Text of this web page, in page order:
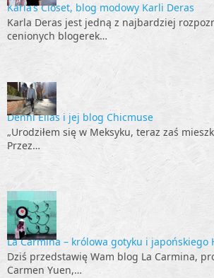
Karla’s Closet, blog modowy Karli Deras
Karla Deras jest jedną z najbardziej
cenionych blogerek…
Denni Elias i jej blog Chicmuse
„Urodziłem się w Meksyku, teraz zaś
Przez…
La Carmina – królowa gotyku i japońskiego
Dziś przedstawię Wam blog La Carmina,
Carmen Yuen,…